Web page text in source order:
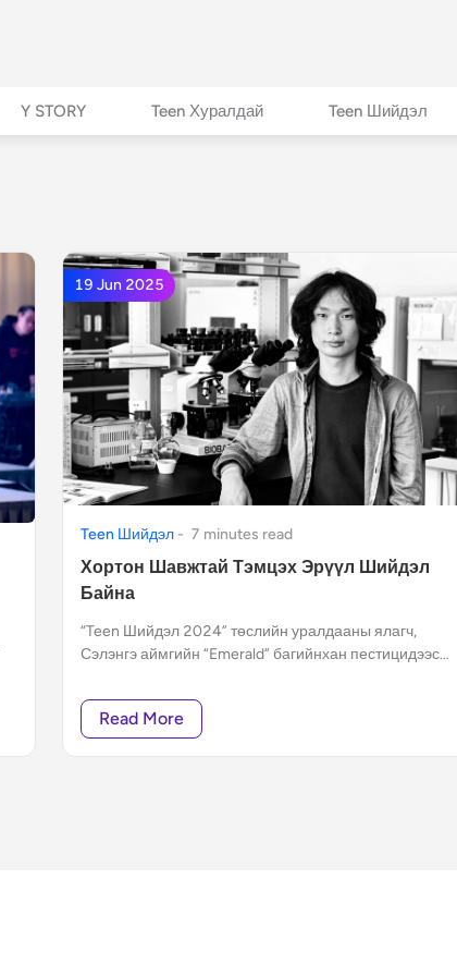
Y STORY Teen Хуралдай Teen Шийдэл
19 Jun 2025
Teen Шийдэл - 7 minutes read
Хортон Шавжтай Тэмцэх Эрүүл Шийдэл
Байна
“Teen Шийдэл 2024” төслийн уралдааны ялагч,
Сэлэнгэ аймгийн “Emerald” багийнхан пестицидээс
10 сая төгрөгний санхүүжилтийн эзэн болсон юм.
Read More